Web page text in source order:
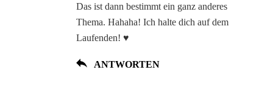
Das ist dann bestimmt ein ganz anderes
Thema. Hahaha! Ich halte dich auf dem
Laufenden! ♥
ANTWORTEN